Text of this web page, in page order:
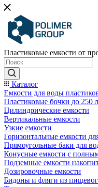
Пластиковые емкости от
Каталог
Емкости для воды
Пластиковые бочки до 250 л
Цилиндрические емкости
Вертикальные емкости
Узкие емкости
Горизонтальные емкости
Прямоугольные баки для
Конусные емкости с
Подземные емкости
Дозировочные емкости
Бидоны и фляги из